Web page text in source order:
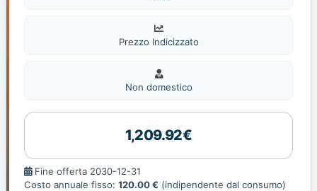
Prezzo Indicizzato
Non
domestic
Non domestico
1,209.92€
Fine
offerta
Fine offerta 2030-12-31
Costo annuale fisso: 120.00 € (indipendente dal consumo)